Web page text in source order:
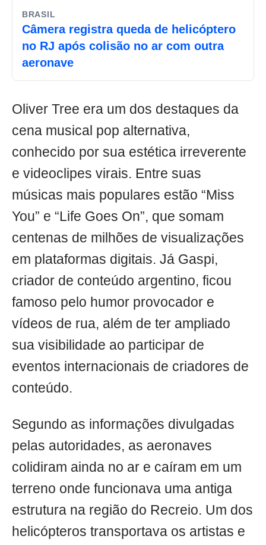
BRASIL
Câmera registra queda de helicóptero
no RJ após colisão no ar com outra
aeronave
Oliver Tree era um dos destaques da
cena musical pop alternativa,
conhecido por sua estética irreverente
e videoclipes virais. Entre suas
músicas mais populares estão “Miss
You” e “Life Goes On”, que somam
centenas de milhões de visualizações
em plataformas digitais. Já Gaspi,
criador de conteúdo argentino, ficou
famoso pelo humor provocador e
vídeos de rua, além de ter ampliado
sua visibilidade ao participar de
eventos internacionais de criadores de
conteúdo.
Segundo as informações divulgadas
pelas autoridades, as aeronaves
colidiram ainda no ar e caíram em um
terreno onde funcionava uma antiga
estrutura na região do Recreio. Um dos
helicópteros transportava os artistas e